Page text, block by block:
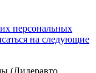
персональных
на следующие